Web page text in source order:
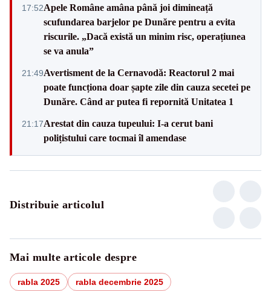
17:52Apele Române amâna până joi dimineață
scufundarea barjelor pe Dunăre pentru a evita
riscurile. „Dacă există un minim risc, operațiunea
se va anula”
21:49Avertisment de la Cernavodă: Reactorul 2 mai
poate funcționa doar șapte zile din cauza secetei pe
Dunăre. Când ar putea fi repornită Unitatea 1
21:17Arestat din cauza tupeului: I-a cerut bani
polițistului care tocmai îl amendase
Distribuie articolul
Mai multe articole despre
rabla 2025 rabla decembrie 2025